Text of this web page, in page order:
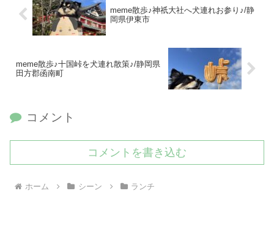
meme散歩♪神祇大社へ犬連れお参り♪/静
岡県伊東市
meme散歩♪十国峠を犬連れ散策♪/静岡県
田方郡函南町
コメント
コメントを書き込む
ホーム シーン ランチ